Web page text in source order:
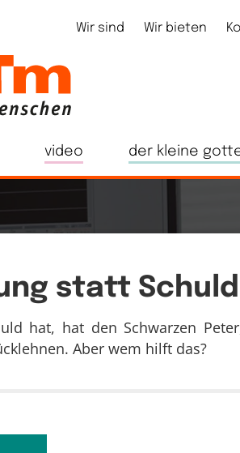
Wir sind Wir bieten
video der kleine
statt
hat, hat den Schwarzen
Aber wem hilft das?